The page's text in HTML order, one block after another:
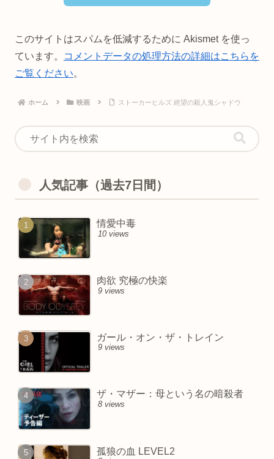
このサイトはスパムを低減するために Akismet を使っ
ています。
コメントデータの処理方法の詳細はこちらを
ご覧ください。
ホーム 映画 ストーカーヒルズ 絶望の殺人鬼シャドウ
人気記事（過去7日間）
情愛中毒
10 views
肉欲 究極の快楽
9 views
ガール・オン・ザ・トレイン
9 views
ザ・マザー：母という名の暗殺者
8 views
孤狼の血 LEVEL2